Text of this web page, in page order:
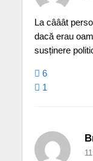
La cââât
dacă erau
susținere
6
1